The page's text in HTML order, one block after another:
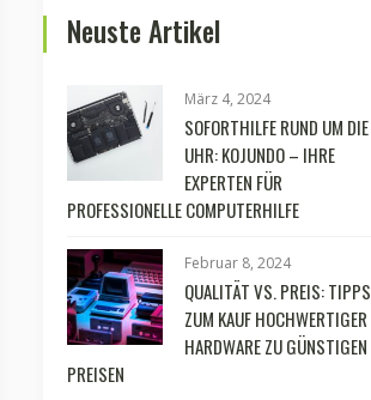
Neuste Artikel
März 4, 2024
SOFORTHILFE RUND UM DIE
UHR: KOJUNDO – IHRE
EXPERTEN FÜR
PROFESSIONELLE COMPUTERHILFE
Februar 8, 2024
QUALITÄT VS. PREIS: TIPPS
ZUM KAUF HOCHWERTIGER
HARDWARE ZU GÜNSTIGEN
PREISEN